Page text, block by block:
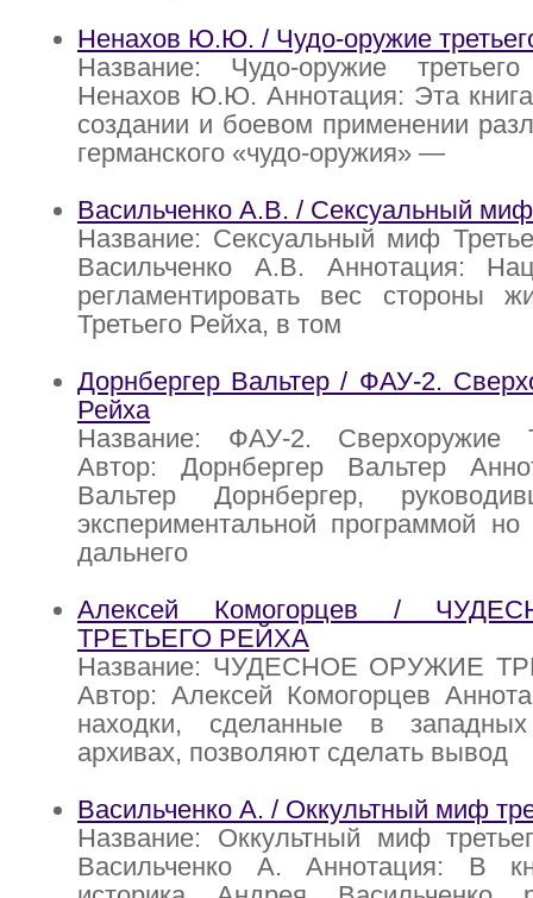
Ненахов Ю.Ю. / Чудо-оружие
Название: Чудо-оружие
Ненахов Ю.Ю. Аннотация: Эта книга
создании и боевом применении
германского «чудо-оружия» —
Васильченко А.В. / Сексуальный миф
Название: Сексуальный миф
Васильченко А.В. Аннотация:
регламентировать вес стороны
Третьего Рейха, в том
Дорнбергер Вальтер / ФАУ-2.
Рейха
Название: ФАУ-2. Сверхоружие
Автор: Дорнбергер Вальтер
Вальтер Дорнбергер,
экспериментальной программой
дальнего
Алексей Комогорцев /
ТРЕТЬЕГО РЕЙХА
Название: ЧУДЕСНОЕ ОРУЖИЕ
Автор: Алексей Комогорцев
находки, сделанные в
архивах, позволяют сделать вывод
Васильченко А. / Оккультный миф
Название: Оккультный миф
Васильченко А. Аннотация: В